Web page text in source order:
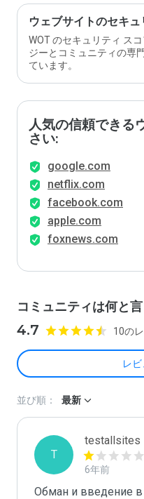
ウェブサイトのセキ
WOT のセキュリティ ス
ジーとコミュニティの専
ています。
人気の信頼できる
さい:
google.com
netflix.com
facebook.com
apple.com
foxnews.com
コミュニティは何と
4.7 10の
レ
価し
ます
か？
並び順： 最新
T
testallsites
6年前
Обман и введение